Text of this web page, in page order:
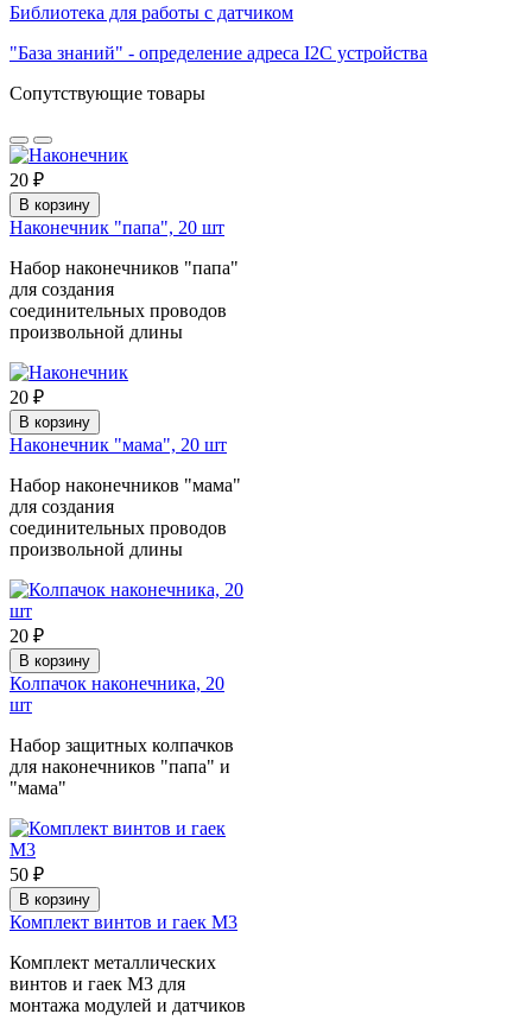
Библиотека для работы с датчиком
"База знаний" - определение адреса I2C устройства
Сопутствующие товары
20 ₽
В корзину
Наконечник "папа", 20 шт
Набор наконечников "папа"
для создания
соединительных проводов
произвольной длины
20 ₽
В корзину
Наконечник "мама", 20 шт
Набор наконечников "мама"
для создания
соединительных проводов
произвольной длины
20 ₽
В корзину
Колпачок наконечника, 20
шт
Набор защитных колпачков
для наконечников "папа" и
"мама"
50 ₽
В корзину
Комплект винтов и гаек М3
Комплект металлических
винтов и гаек М3 для
монтажа модулей и датчиков